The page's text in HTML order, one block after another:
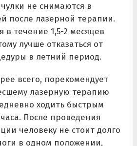
не снимаются в
после лазерной терапии.
в течение 1,5-2 месяцев
лучше отказаться от
в летний период.
всего, порекомендует
лазерную терапию
ходить быстрым
После проведения
человеку не стоит долго
в одном положении,